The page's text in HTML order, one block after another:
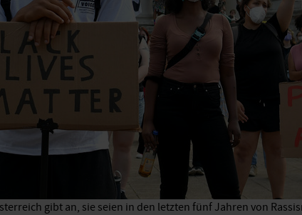
gibt an, sie seien in den letzten fünf Jahren von